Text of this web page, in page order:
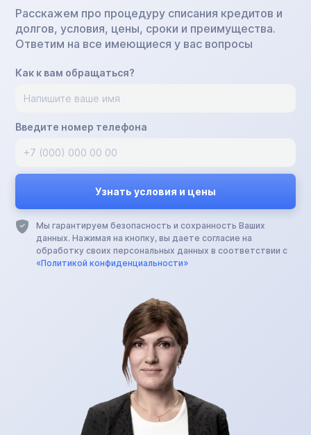
Расскажем про процедуру списания кредитов и
долгов, условия, цены, сроки и преимущества.
Ответим на все имеющиеся у вас вопросы
Как к вам обращаться?
Введите номер телефона
Мы гарантируем безопасность и сохранность Ваших
данных. Нажимая на кнопку, вы даете согласие на
обработку своих персональных данных в соответствии с
«Политикой конфиденциальности»